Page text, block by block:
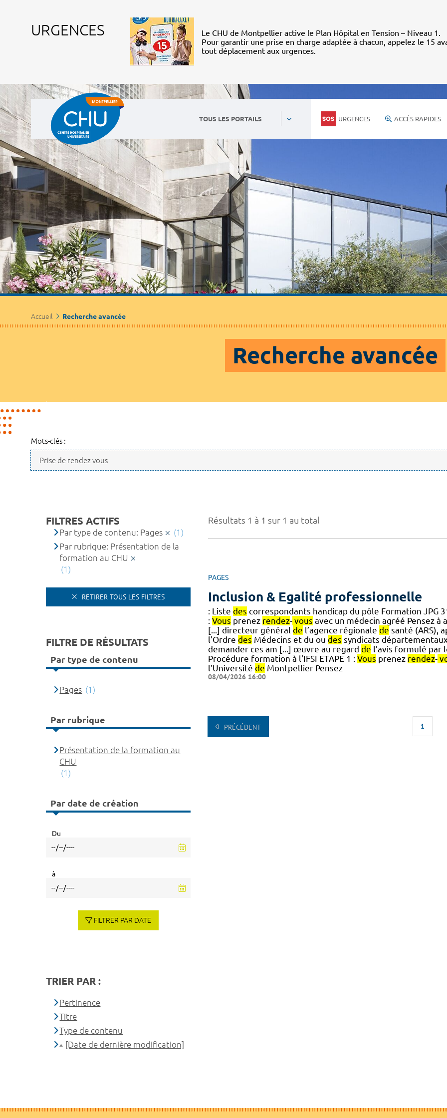
URGENCES
Le CHU de Montpellier active le Plan Hôpital en Tension – Niveau 1.
Pour garantir une prise en charge adaptée à chacun, appelez le 15
tout déplacement aux urgences.
TOUS LES PORTAILS URGENCES ACCÈS RAPIDES
Accueil Recherche avancée
Recherche avancée
Mots-clés :
Résultats 1 à 1 sur 1 au total
PAGES
Inclusion & Egalité professionnelle
: Liste des correspondants handicap du pôle Formation JPG
: Vous prenez rendez- vous avec un médecin agréé Pensez à
[...] directeur général de l’agence régionale de santé (ARS),
l'Ordre des Médecins et du ou des syndicats départementaux
demander ces am [...] œuvre au regard de l’avis formulé par
Procédure formation à l'IFSI ETAPE 1 : Vous prenez rendez-
l'Université de Montpellier Pensez
08/04/2026 16:00
PRÉCÉDENT 1
FILTRES ACTIFS
Par type de contenu: Pages
(1)
Par rubrique: Présentation de la
formation au CHU
(1)
RETIRER TOUS LES FILTRES
FILTRE DE RÉSULTATS
Par type de contenu
Pages (1)
Par rubrique
Présentation de la formation au
CHU
(1)
Par date de création
Du
à
FILTRER PAR DATE
TRIER PAR :
Pertinence
Titre
Type de contenu
[Date de dernière modification]